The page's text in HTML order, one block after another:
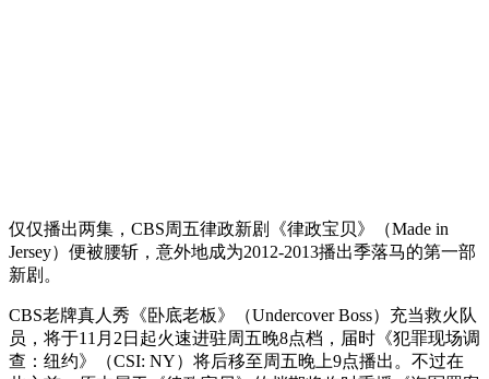
仅仅播出两集，CBS周五律政新剧《律政宝贝》（Made in
Jersey）便被腰斩，意外地成为2012-2013播出季落马的第一部
新剧。
CBS老牌真人秀《卧底老板》（Undercover Boss）充当救火队
员，将于11月2日起火速进驻周五晚8点档，届时《犯罪现场调
查：纽约》（CSI: NY）将后移至周五晚上9点播出。不过在